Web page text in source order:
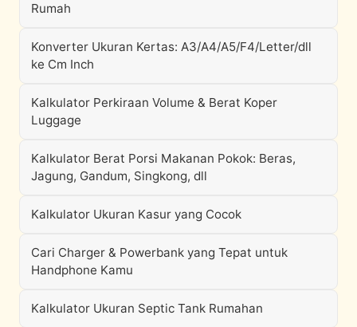
Rumah
Konverter Ukuran Kertas: A3/A4/A5/F4/Letter/dll
ke Cm Inch
Kalkulator Perkiraan Volume & Berat Koper
Luggage
Kalkulator Berat Porsi Makanan Pokok: Beras,
Jagung, Gandum, Singkong, dll
Kalkulator Ukuran Kasur yang Cocok
Cari Charger & Powerbank yang Tepat untuk
Handphone Kamu
Kalkulator Ukuran Septic Tank Rumahan